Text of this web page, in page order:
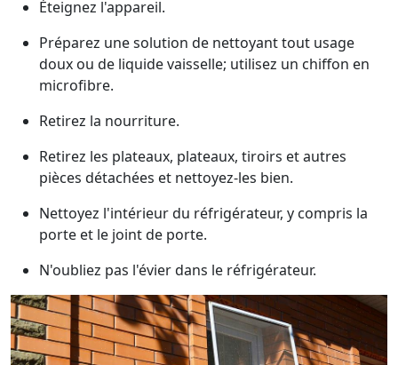
Éteignez l'appareil.
Préparez une solution de nettoyant tout usage
doux ou de liquide vaisselle; utilisez un chiffon en
microfibre.
Retirez la nourriture.
Retirez les plateaux, plateaux, tiroirs et autres
pièces détachées et nettoyez-les bien.
Nettoyez l'intérieur du réfrigérateur, y compris la
porte et le joint de porte.
N'oubliez pas l'évier dans le réfrigérateur.